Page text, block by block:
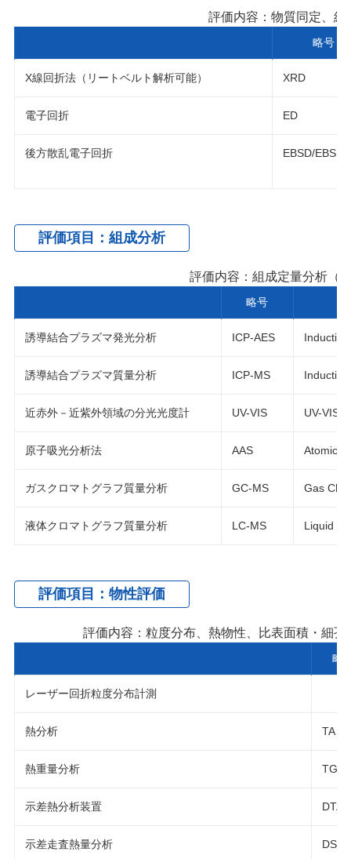
評価内容：物質同定、結
略号
X線回折法（リートベルト解析可能） XRD
電子回折 ED
後方散乱電子回折 EBSD/EBSP
評価項目：組成分析
評価内容：組成定量分析（
略号
誘導結合プラズマ発光分析 ICP-AES
誘導結合プラズマ質量分析 ICP-MS
近赤外－近紫外領域の分光光度計 UV-VIS UV-VIS
原子吸光分析法 AAS Atomic
ガスクロマトグラフ質量分析 GC-MS Gas
液体クロマトグラフ質量分析 LC-MS Liquid
評価項目：物性評価
評価内容：粒度分布、熱物性、比表面積・細
略
レーザー回折粒度分布計測
熱分析 TA
熱重量分析 TG
示差熱分析装置 DTA
示差走査熱量分析 DSC